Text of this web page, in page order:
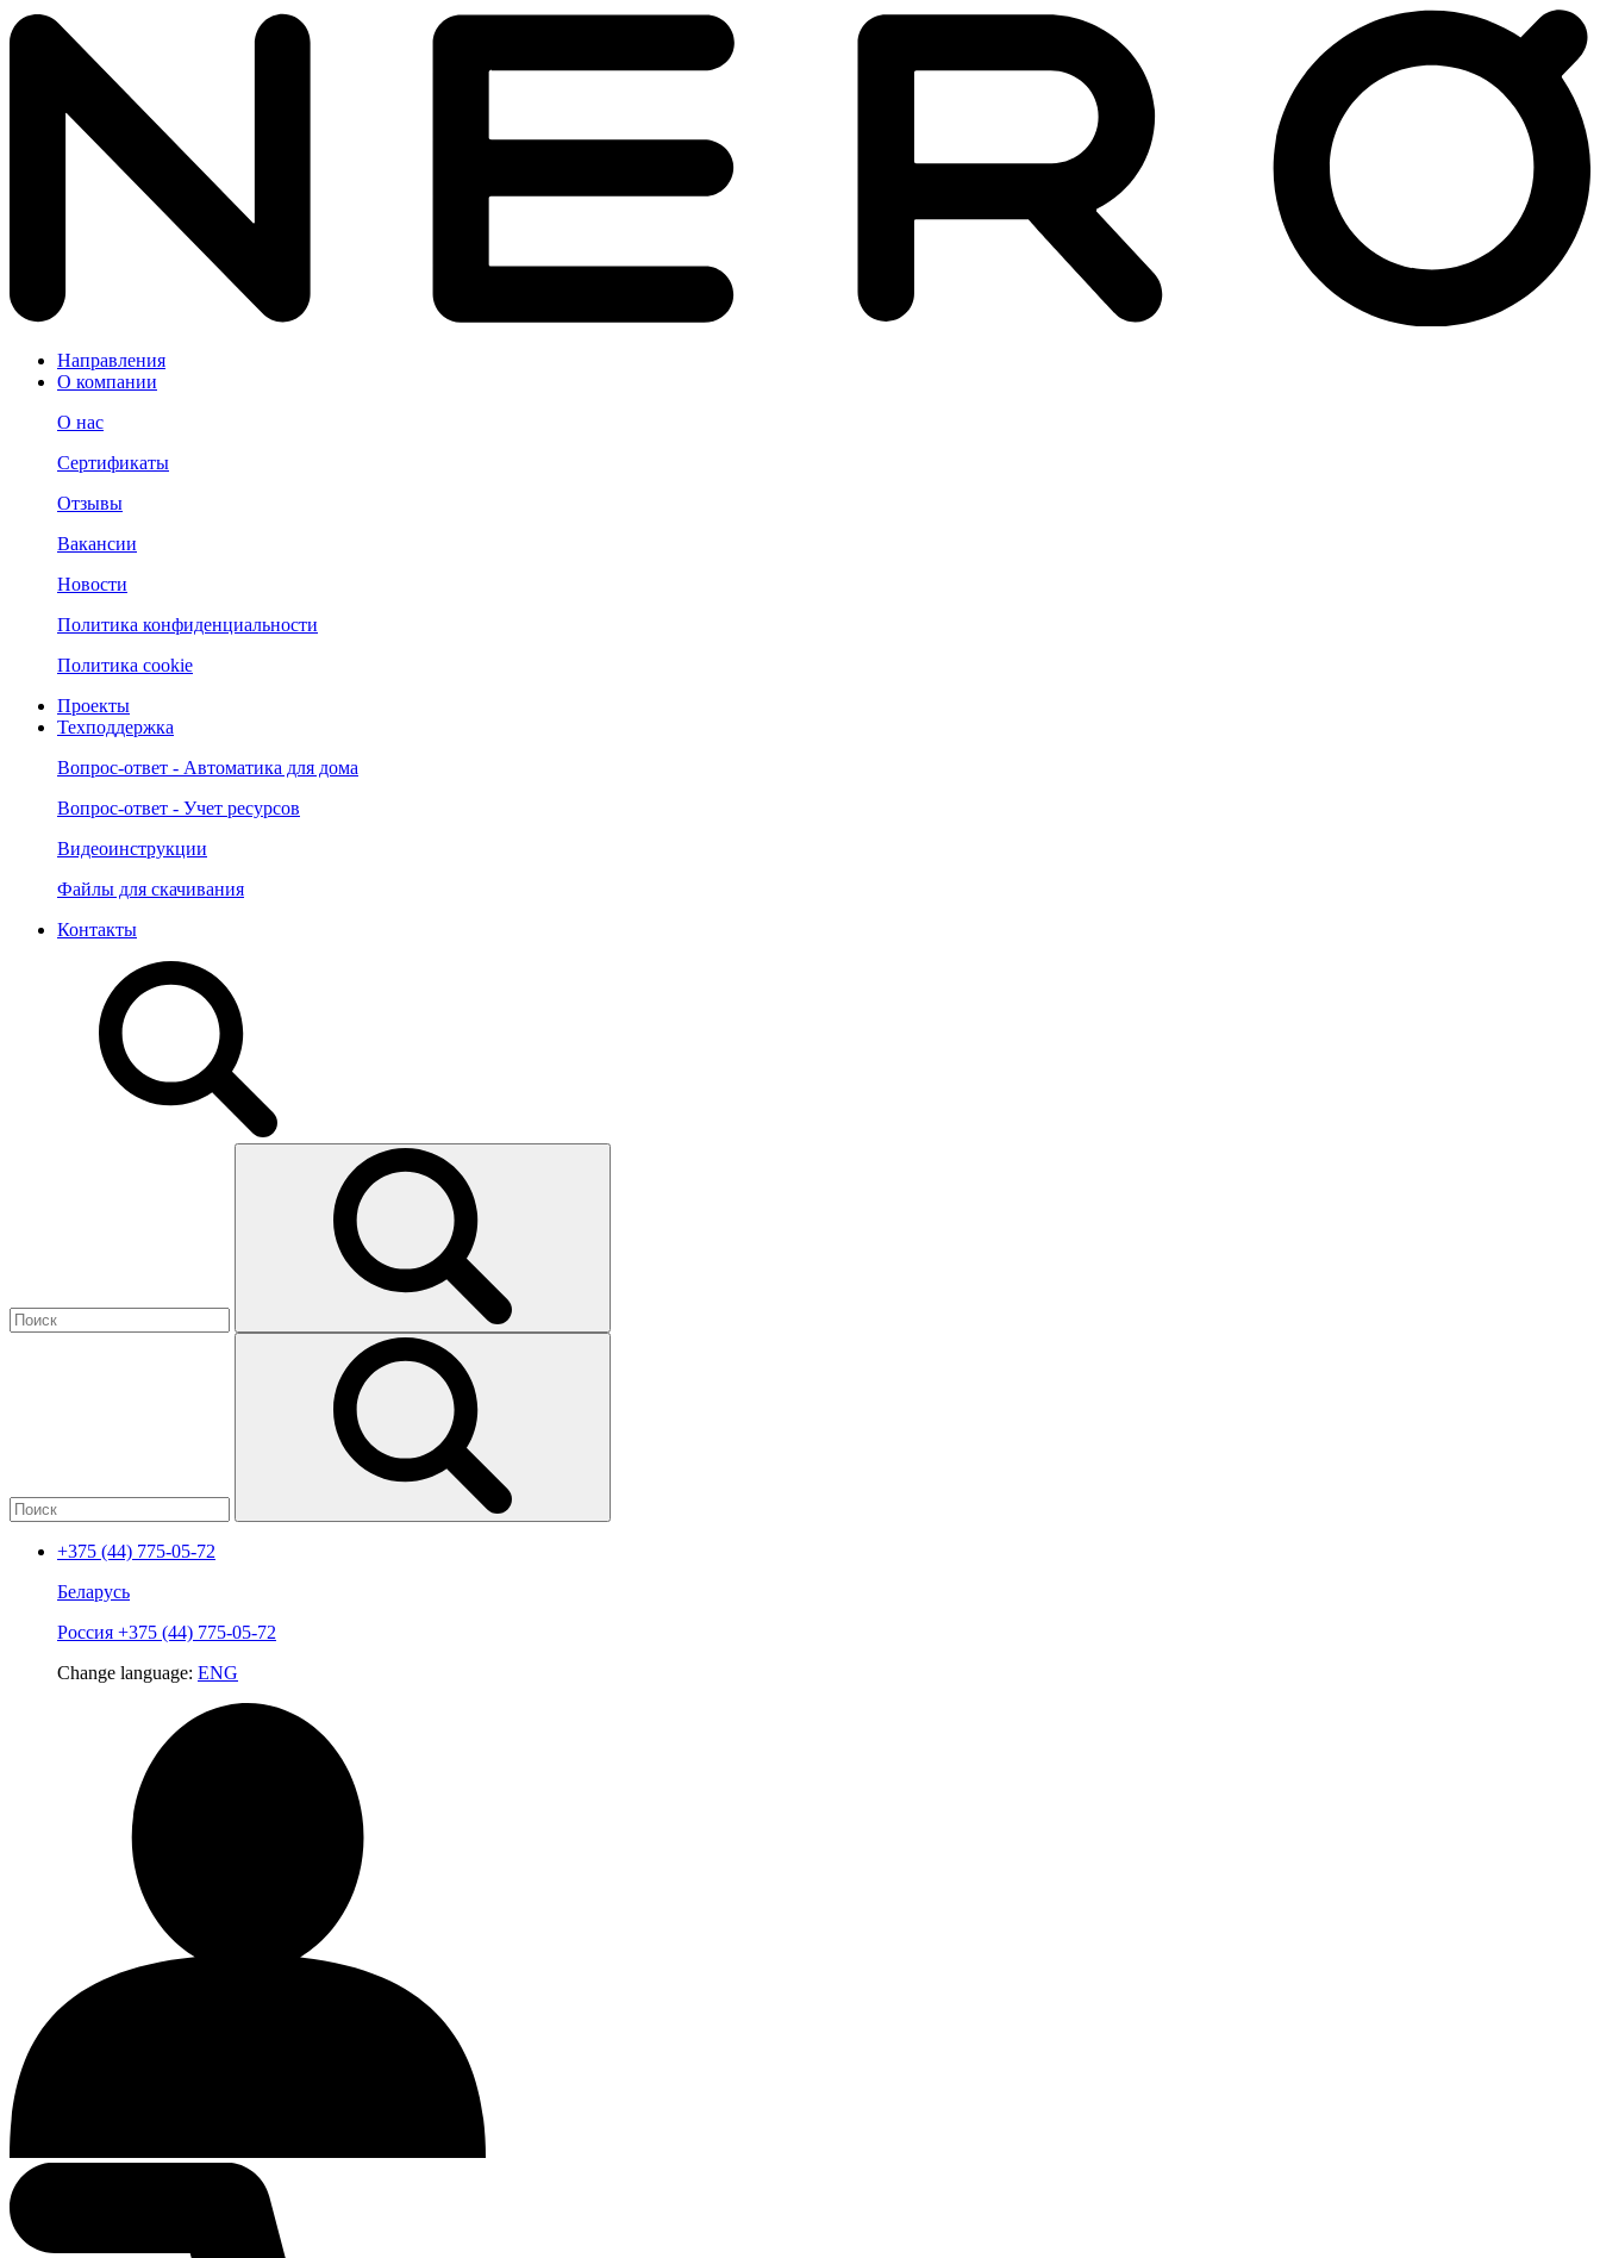
Направления
О компании
О нас
Сертификаты
Отзывы
Вакансии
Новости
Политика конфиденциальности
Политика cookie
Проекты
Техподдержка
Вопрос-ответ - Автоматика для дома
Вопрос-ответ - Учет ресурсов
Видеоинструкции
Файлы для скачивания
Контакты
+375 (44) 775-05-72
Беларусь
Россия +375 (44) 775-05-72
Change language: ENG